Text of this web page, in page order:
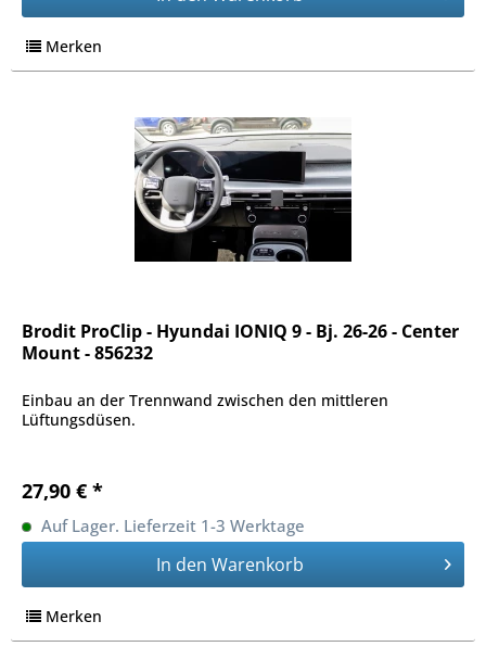
Merken
Brodit ProClip - Hyundai IONIQ 9 - Bj. 26-26 - Center
Mount - 856232
Einbau an der Trennwand zwischen den mittleren
Lüftungsdüsen.
27,90 € *
Auf Lager. Lieferzeit 1-3 Werktage
In den Warenkorb
Merken